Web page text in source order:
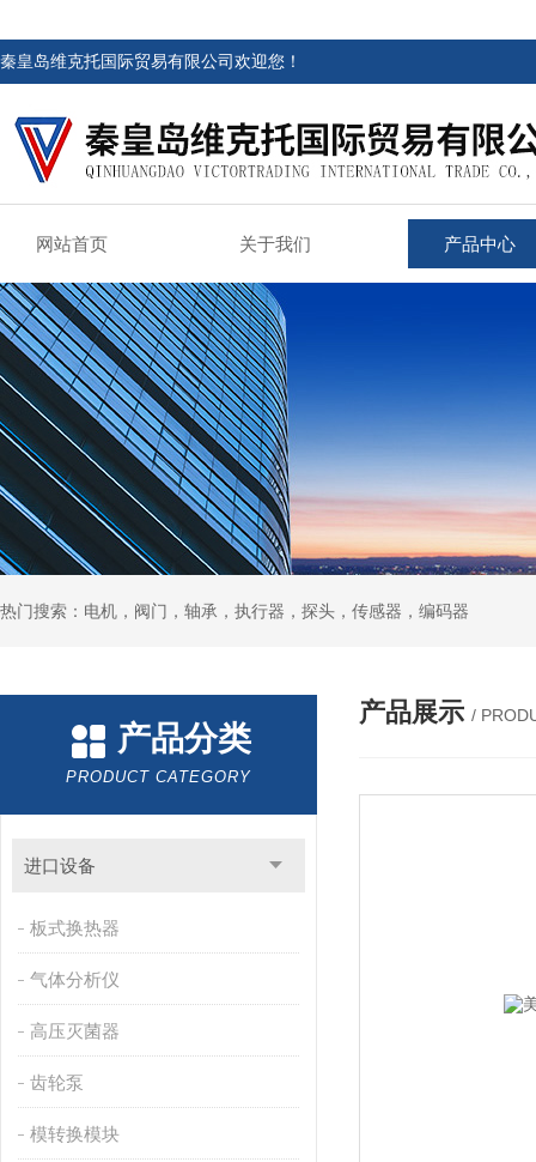
秦皇岛维克托国际贸易有限公司欢迎您！
网站首页 关于我们 产品中心
热门搜索：电机，阀门，轴承，执行器，探头，传感器，编码器
产品分类
PRODUCT CATEGORY
进口设备
板式换热器
气体分析仪
高压灭菌器
齿轮泵
模转换模块
产品展示 /